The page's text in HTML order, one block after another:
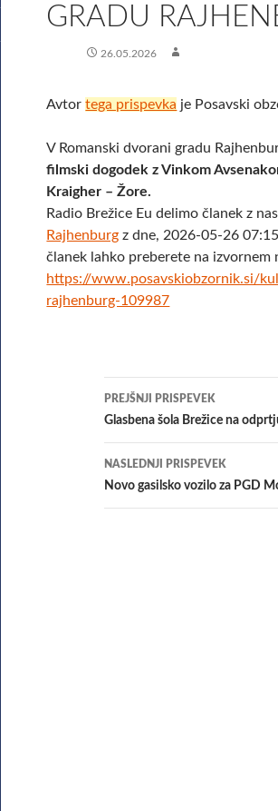
GRADU
26.05.2026
Avtortega prispevka je Posavski
V Romanski dvorani gradu
filmski dogodek z Vinkom
Kraigher – Žore.
Radio Brežice Eu delimo članek z
Rajhenburg z dne, 2026-05-26
članek lahko preberete na izvornem
https://www.posavskiobzornik.si/
rajhenburg-109987
Krmarjenje
po
prispevkih
PREJŠNJI PRISPEVEK
Glasbena šola Brežice na
NASLEDNJI PRISPEVEK
Novo gasilsko vozilo za PGD